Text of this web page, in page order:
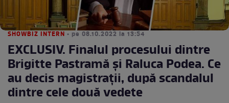
SHOWBIZ INTERN • pe 08.10.2022 la 13:54
EXCLUSIV. Finalul procesului dintre
Brigitte Pastramă și Raluca Podea. Ce
au decis magistrații, după scandalul
dintre cele două vedete